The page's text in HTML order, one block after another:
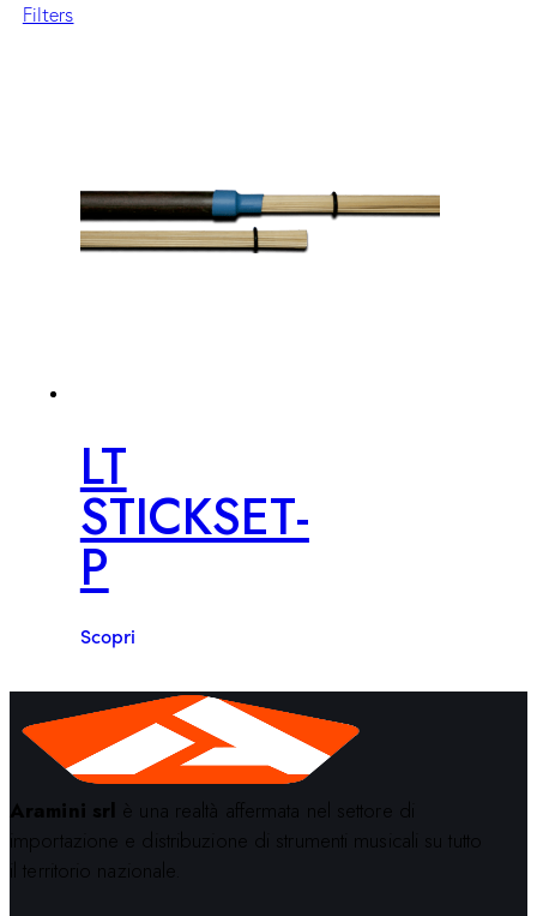
Filters
LT
STICKSET-
P
Scopri
Aramini srl è una realtà affermata nel settore di
importazione e distribuzione di strumenti musicali su tutto
il territorio nazionale.